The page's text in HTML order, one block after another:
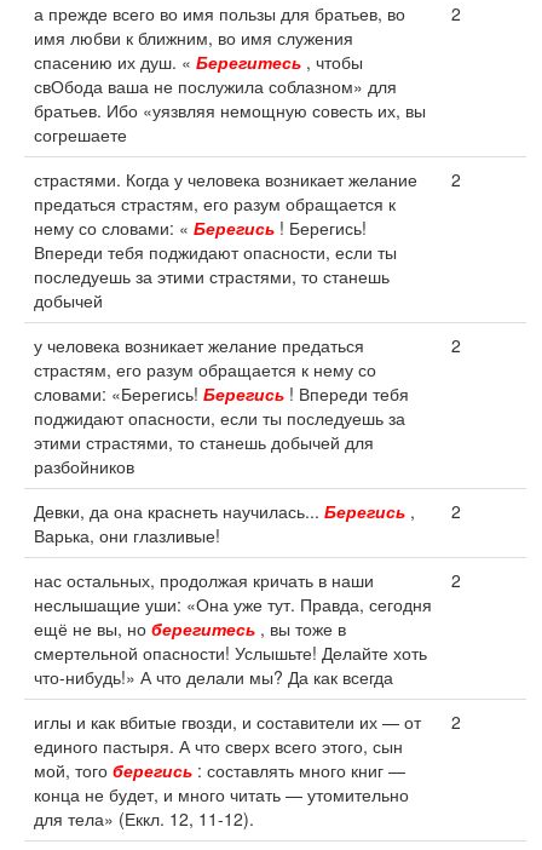
а прежде всего во имя пользы для братьев, во
имя любви к ближним, во имя служения
спасению их душ. « Берегитесь , чтобы
свОбода ваша не послужила соблазном» для
братьев. Ибо «уязвляя немощную совесть их, вы
согрешаете
2
страстями. Когда у человека возникает желание
предаться страстям, его разум обращается к
нему со словами: « Берегись ! Берегись!
Впереди тебя поджидают опасности, если ты
последуешь за этими страстями, то станешь
добычей
2
у человека возникает желание предаться
страстям, его разум обращается к нему со
словами: «Берегись! Берегись ! Впереди тебя
поджидают опасности, если ты последуешь за
этими страстями, то станешь добычей для
разбойников
2
Девки, да она краснеть научилась... Берегись ,
Варька, они глазливые!
2
нас остальных, продолжая кричать в наши
неслышащие уши: «Она уже тут. Правда, сегодня
ещё не вы, но берегитесь , вы тоже в
смертельной опасности! Услышьте! Делайте хоть
что-нибудь!» А что делали мы? Да как всегда
2
иглы и как вбитые гвозди, и составители их — от
единого пастыря. А что сверх всего этого, сын
мой, того берегись : составлять много книг —
конца не будет, и много читать — утомительно
для тела» (Еккл. 12, 11-12).
2